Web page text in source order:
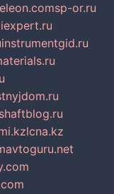
sp-or.ru
instrumentgid.ru
lcna.kz
avtoguru.net